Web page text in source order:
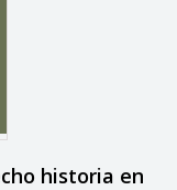
historia en